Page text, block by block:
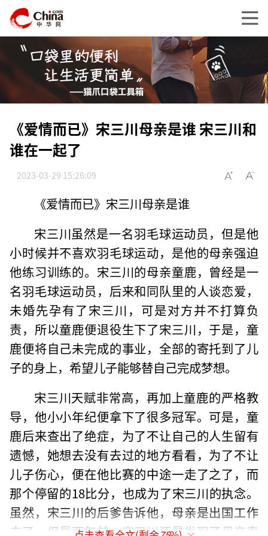
《爱情而已》宋三川母亲是谁 宋三川和
谁在一起了
2023-03-29 15:26:09
《爱情而已》宋三川母亲是谁
宋三川虽然是一名羽毛球运动员，但是他
小时候并不喜欢羽毛球运动，是他的母亲强迫
他练习训练的。宋三川的母亲童鹿，曾经是一
名羽毛球运动员，后来和同队里的人谈恋爱，
未婚先孕有了宋三川，可是对方并不打算负
责，所以童鹿便退役生下了宋三川，于是，童
鹿便将自己未完成的事业，全部的寄托到了儿
子的身上，希望儿子能够替自己完成梦想。
宋三川天赋非常高，再加上童鹿的严格教
导，他小小年纪便拿下了很多冠军。可是，童
鹿后来查出了绝症，为了不让自己的人生留有
遗憾，她想去没有去过的地方看看，为了不让
儿子伤心，便在他比赛的中途一走了之了，而
那个停留的18比分，也成为了宋三川的执念。
虽然，宋三川的后爹告诉他，母亲是出国工作
去了，但是两年前，宋三川还是发现了母亲患